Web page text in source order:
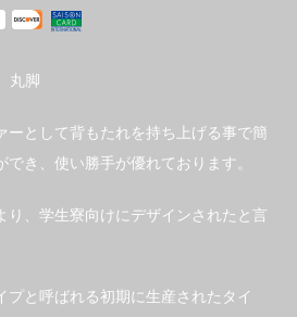
丸脚
ーとして背もたれを持ち上げる事で簡
き、使い勝手が優れております。
り、学生寮向けにデザインされたと言
プと呼ばれる初期に生産されたタイ